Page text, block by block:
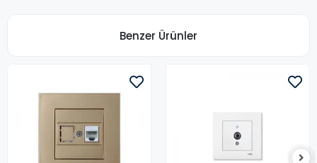
Benzer Ürünler